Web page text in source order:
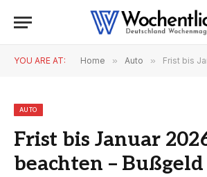
YOU ARE AT: Home » Auto » Frist bis Januar
AUTO
Frist bis Januar
beachten –